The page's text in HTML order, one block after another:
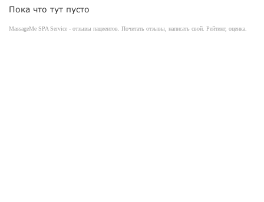
Пока что тут пусто
MassageMe SPA Service - отзывы пациентов. Почитать отзывы, написать свой. Рейтинг, оценка.